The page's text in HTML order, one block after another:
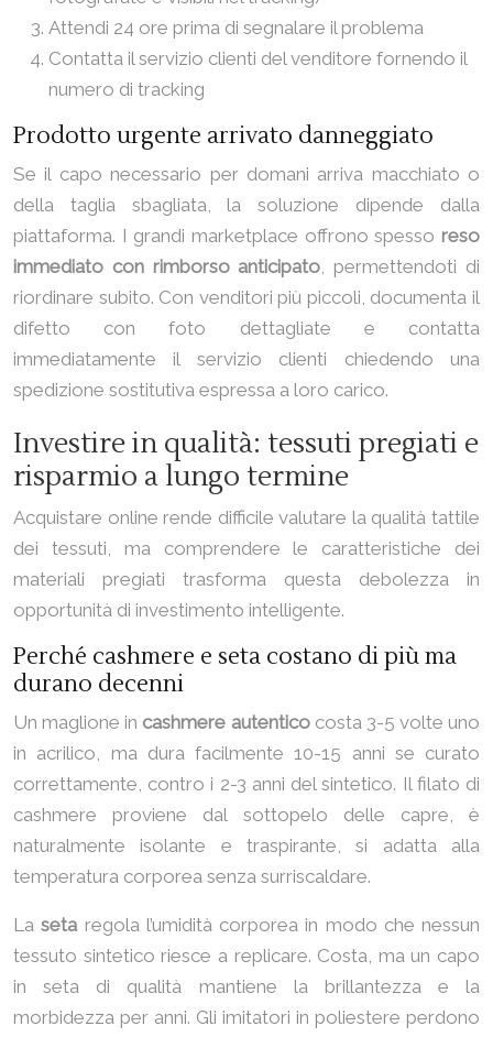
Attendi 24 ore prima di segnalare il problema
Contatta il servizio clienti del venditore fornendo il
numero di tracking
Prodotto urgente arrivato danneggiato
Se il capo necessario per domani arriva macchiato o
della taglia sbagliata, la soluzione dipende dalla
piattaforma. I grandi marketplace offrono spesso reso
immediato con rimborso anticipato, permettendoti di
riordinare subito. Con venditori più piccoli, documenta il
difetto con foto dettagliate e contatta
immediatamente il servizio clienti chiedendo una
spedizione sostitutiva espressa a loro carico.
Investire in qualità: tessuti pregiati e
risparmio a lungo termine
Acquistare online rende difficile valutare la qualità tattile
dei tessuti, ma comprendere le caratteristiche dei
materiali pregiati trasforma questa debolezza in
opportunità di investimento intelligente.
Perché cashmere e seta costano di più ma
durano decenni
Un maglione in cashmere autenticocosta 3-5 volte uno
in acrilico, ma dura facilmente 10-15 anni se curato
correttamente, contro i 2-3 anni del sintetico. Il filato di
cashmere proviene dal sottopelo delle capre, è
naturalmente isolante e traspirante, si adatta alla
temperatura corporea senza surriscaldare.
Laseta regola l’umidità corporea in modo che nessun
tessuto sintetico riesce a replicare. Costa, ma un capo
in seta di qualità mantiene la brillantezza e la
morbidezza per anni. Gli imitatori in poliestere perdono